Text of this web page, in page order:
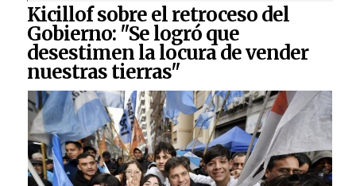
Kicillof sobre el retroceso del
Gobierno: "Se logró que
desestimen la locura de vender
nuestras tierras"